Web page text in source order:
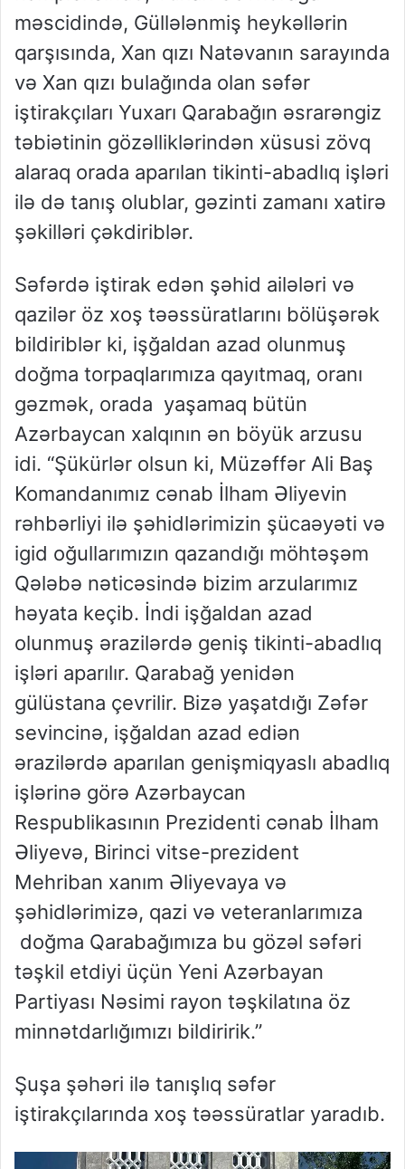
məscidində, Güllələnmiş heykəllərin
qarşısında, Xan qızı Natəvanın sarayında
və Xan qızı bulağında olan səfər
iştirakçıları Yuxarı Qarabağın əsrarəngiz
təbiətinin gözəlliklərindən xüsusi zövq
alaraq orada aparılan tikinti-abadlıq işləri
ilə də tanış olublar, gəzinti zamanı xatirə
şəkilləri çəkdiriblər.
Səfərdə iştirak edən şəhid ailələri və
qazilər öz xoş təəssüratlarını bölüşərək
bildiriblər ki, işğaldan azad olunmuş
doğma torpaqlarımıza qayıtmaq, oranı
gəzmək, orada yaşamaq bütün
Azərbaycan xalqının ən böyük arzusu
idi. “Şükürlər olsun ki, Müzəffər Ali Baş
Komandanımız cənab İlham Əliyevin
rəhbərliyi ilə şəhidlərimizin şücaəyəti və
igid oğullarımızın qazandığı möhtəşəm
Qələbə nəticəsində bizim arzularımız
həyata keçib. İndi işğaldan azad
olunmuş ərazilərdə geniş tikinti-abadlıq
işləri aparılır. Qarabağ yenidən
gülüstana çevrilir. Bizə yaşatdığı Zəfər
sevincinə, işğaldan azad ediən
ərazilərdə aparılan genişmiqyaslı abadlıq
işlərinə görə Azərbaycan
Respublikasının Prezidenti cənab İlham
Əliyevə, Birinci vitse-prezident
Mehriban xanım Əliyevaya və
şəhidlərimizə, qazi və veteranlarımıza
doğma Qarabağımıza bu gözəl səfəri
təşkil etdiyi üçün Yeni Azərbayan
Partiyası Nəsimi rayon təşkilatına öz
minnətdarlığımızı bildiririk.”
Şuşa şəhəri ilə tanışlıq səfər
iştirakçılarında xoş təəssüratlar yaradıb.